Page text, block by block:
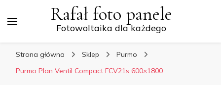
Rafał foto panele
Fotowoltaika dla każdego
Strona główna Sklep
Purmo
Purmo Plan Ventil Compact FCV21s 600×1800